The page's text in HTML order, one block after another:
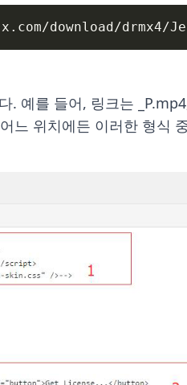
download/drmx4/
예를 들어, 링크는
위치에든 이러한 형식